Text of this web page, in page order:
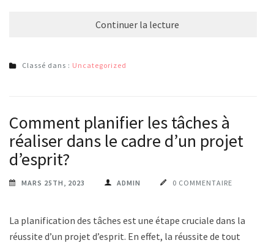
Continuer la lecture
Classé dans : Uncategorized
Comment planifier les tâches à
réaliser dans le cadre d’un projet
d’esprit?
MARS 25TH, 2023 ADMIN 0 COMMENTAIRE
La planification des tâches est une étape cruciale dans la
réussite d’un projet d’esprit. En effet, la réussite de tout